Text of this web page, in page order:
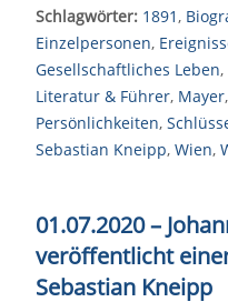
Schlagwörter: 1891,
Einzelpersonen,
Gesellschaftliches Leben,
Literatur & Führer, Mayer,
Persönlichkeiten,
Sebastian Kneipp, Wien,
01.07.2020 –
veröffentlicht
Sebastian Kneipp